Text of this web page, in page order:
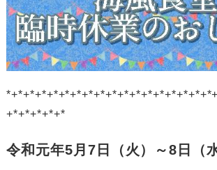
+*+*+*+*+*
令和元年5月7日（火 ）～8日（